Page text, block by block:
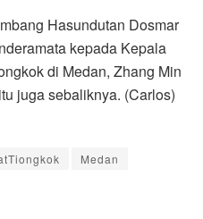
Hasundutan Dosmar
kepada Kepala
di Medan, Zhang Min
juga sebaliknya. (Carlos)
Medan